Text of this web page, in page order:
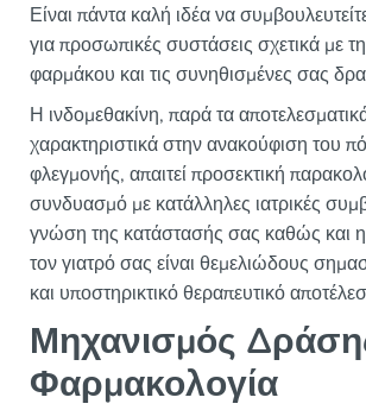
Είναι πάντα καλή ιδέα να
για προσωπικές συστάσεις σχετικά με
φαρμάκου και τις συνηθισμένες σας
Η ινδομεθακίνη, παρά τα
χαρακτηριστικά στην ανακούφιση του
φλεγμονής, απαιτεί προσεκτική
συνδυασμό με κατάλληλες ιατρικές
γνώση της κατάστασής σας καθώς και
τον γιατρό σας είναι θεμελιώδους
και υποστηρικτικό θεραπευτικό
Μηχανισμός
Φαρμακολογία